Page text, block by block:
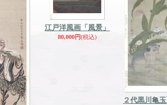
江戸洋風画「風景」
80,000円(税込)
２代黒川亀